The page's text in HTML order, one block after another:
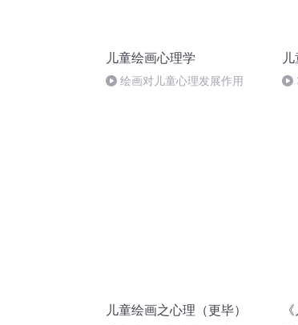
儿童绘画心理学
绘画对儿童心理发展作用
儿童绘画之心理（更毕）